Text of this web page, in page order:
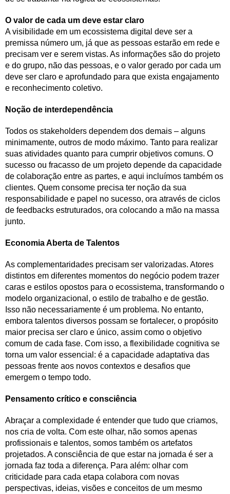
O valor de cada um deve estar claro
A visibilidade em um ecossistema digital deve ser a
premissa número um, já que as pessoas estarão em rede e
precisam ver e serem vistas. As informações são do projeto
e do grupo, não das pessoas, e o valor gerado por cada um
deve ser claro e aprofundado para que exista engajamento
e reconhecimento coletivo.
Noção de interdependência
Todos os stakeholders dependem dos demais – alguns
minimamente, outros de modo máximo. Tanto para realizar
suas atividades quanto para cumprir objetivos comuns. O
sucesso ou fracasso de um projeto depende da capacidade
de colaboração entre as partes, e aqui incluímos também os
clientes. Quem consome precisa ter noção da sua
responsabilidade e papel no sucesso, ora através de ciclos
de feedbacks estruturados, ora colocando a mão na massa
junto.
Economia Aberta de Talentos
As complementaridades precisam ser valorizadas. Atores
distintos em diferentes momentos do negócio podem trazer
caras e estilos opostos para o ecossistema, transformando o
modelo organizacional, o estilo de trabalho e de gestão.
Isso não necessariamente é um problema. No entanto,
embora talentos diversos possam se fortalecer, o propósito
maior precisa ser claro e único, assim como o objetivo
comum de cada fase. Com isso, a flexibilidade cognitiva se
torna um valor essencial: é a capacidade adaptativa das
pessoas frente aos novos contextos e desafios que
emergem o tempo todo.
Pensamento crítico e consciência
Abraçar a complexidade é entender que tudo que criamos,
nos cria de volta. Com este olhar, não somos apenas
profissionais e talentos, somos também os artefatos
projetados. A consciência de que estar na jornada é ser a
jornada faz toda a diferença. Para além: olhar com
criticidade para cada etapa colabora com novas
perspectivas, ideias, visões e conceitos de um mesmo